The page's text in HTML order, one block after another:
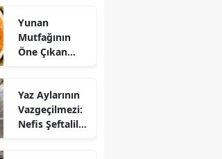
Yunan
Mutfağının
Öne Çıkan
Nasıl Yapılır?
Yaz Aylarının
Vazgeçilmezi:
Nefis Şeftalili